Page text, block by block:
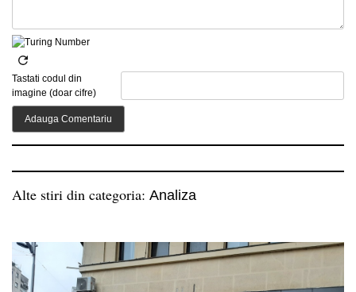
Tastati codul din
imagine (doar cifre)
Alte stiri din categoria: Analiza